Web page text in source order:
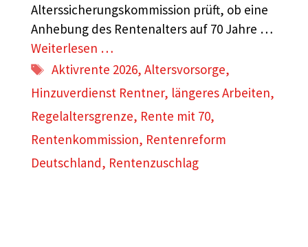
Alterssicherungskommission prüft, ob eine
Anhebung des Rentenalters auf 70 Jahre …
Weiterlesen …
Schlagwörter
Aktivrente 2026,Altersvorsorge,
Hinzuverdienst Rentner, längeres Arbeiten,
Regelaltersgrenze, Rente mit 70,
Rentenkommission, Rentenreform
Deutschland, Rentenzuschlag